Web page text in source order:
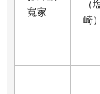
寬家
（
崎）